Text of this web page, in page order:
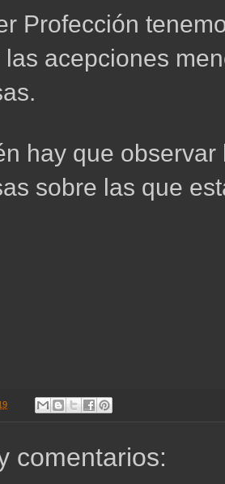
Profección
las acepciones
hay que
sobre las que
comentarios: